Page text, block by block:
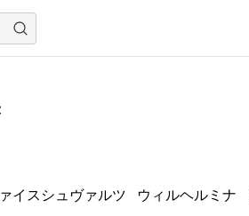
イスシュヴァルツ ウィルヘルミナ